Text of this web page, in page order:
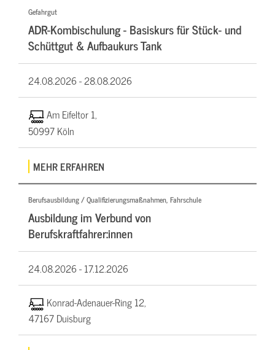
Gefahrgut
ADR-Kombischulung - Basiskurs für Stück- und
Schüttgut & Aufbaukurs Tank
24.08.2026 -28.08.2026
Am Eifeltor 1,
50997 Köln
MEHR ERFAHREN
Berufsausbildung / Qualifizierungsmaßnahmen, Fahrschule
Ausbildung im Verbund von
Berufskraftfahrer:innen
24.08.2026 -17.12.2026
Konrad-Adenauer-Ring 12,
47167 Duisburg